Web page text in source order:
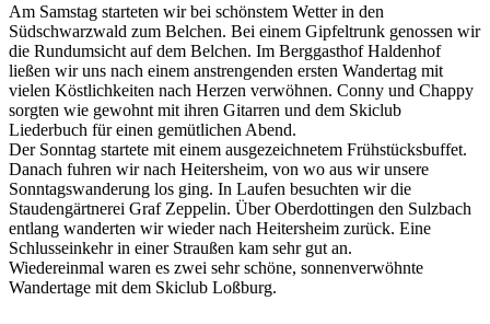
Am Samstag starteten wir bei schönstem Wetter in den
Südschwarzwald zum Belchen. Bei einem Gipfeltrunk genossen wir
die Rundumsicht auf dem Belchen. Im Berggasthof Haldenhof
ließen wir uns nach einem anstrengenden ersten Wandertag mit
vielen Köstlichkeiten nach Herzen verwöhnen. Conny und Chappy
sorgten wie gewohnt mit ihren Gitarren und dem Skiclub
Liederbuch für einen gemütlichen Abend.
Der Sonntag startete mit einem ausgezeichnetem Frühstücksbuffet.
Danach fuhren wir nach Heitersheim, von wo aus wir unsere
Sonntagswanderung los ging. In Laufen besuchten wir die
Staudengärtnerei Graf Zeppelin. Über Oberdottingen den Sulzbach
entlang wanderten wir wieder nach Heitersheim zurück. Eine
Schlusseinkehr in einer Straußen kam sehr gut an.
Wiedereinmal waren es zwei sehr schöne, sonnenverwöhnte
Wandertage mit dem Skiclub Loßburg.